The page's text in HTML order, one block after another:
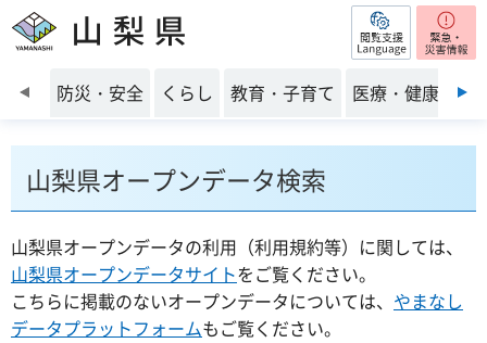
山梨県 閲覧支援
前のスライドを表示
防災・安全 くらし 教育・子育て 医療・健康・福
山梨県オープンデータ検索
山梨県オープンデータの利用（利用規約等）に関しては、
山梨県オープンデータサイトをご覧ください。
こちらに掲載のないオープンデータについては、 やまなし
データプラットフォームもご覧ください。